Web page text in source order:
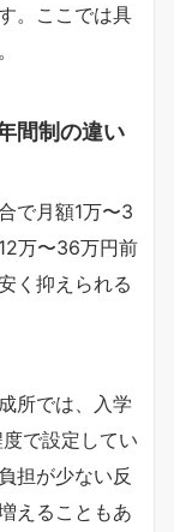
。ここでは具
間制の違い
で月額1万〜3
万〜36万円前
く抑えられる
所では、入学
で設定してい
担が少ない反
えることもあ